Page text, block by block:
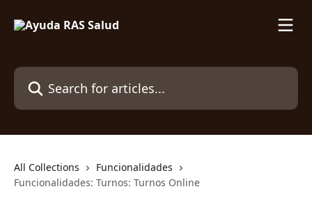
Search for articles...
All Collections
Funcionalidades
Funcionalidades: Turnos: Turnos Online